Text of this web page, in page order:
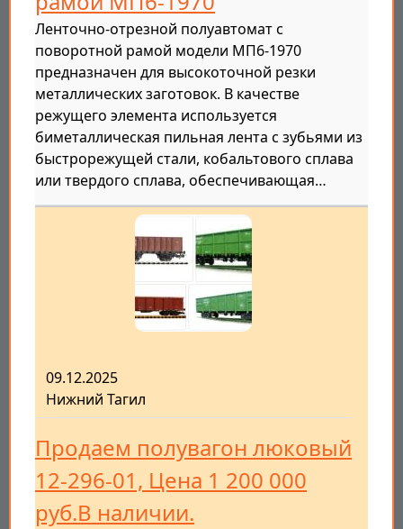
Ленточно-отрезной полуавтомат с
поворотной рамой модели МП6-1970
предназначен для высокоточной резки
металлических заготовок. В качестве
режущего элемента используется
биметаллическая пильная лента с зубьями из
быстрорежущей стали, кобальтового сплава
или твердого сплава, обеспечивающая…
09.12.2025
Нижний Тагил
Продаем полувагон люковый
12-296-01, Цена 1 200 000
руб.В наличии.